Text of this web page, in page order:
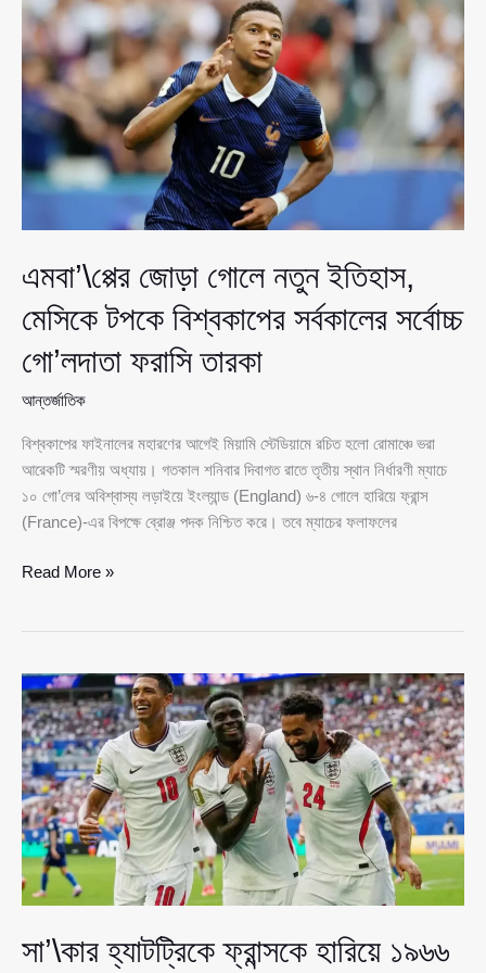
ম্যাচ
অপরাজিত
থেকে
নতুন
বিশ্বরেকর্ড
স্পেনের
এমবা’\প্পের জোড়া গোলে নতুন ইতিহাস,
মেসিকে টপকে বিশ্বকাপের সর্বকালের সর্বোচ্চ
গো’লদাতা ফরাসি তারকা
আন্তর্জাতিক
বিশ্বকাপের ফাইনালের মহারণের আগেই মিয়ামি স্টেডিয়ামে রচিত হলো রোমাঞ্চে ভরা
আরেকটি স্মরণীয় অধ্যায়। গতকাল শনিবার দিবাগত রাতে তৃতীয় স্থান নির্ধারণী ম্যাচে
১০ গো’লের অবিশ্বাস্য লড়াইয়ে ইংল্যান্ড (England) ৬-৪ গোলে হারিয়ে ফ্রান্স
(France)-এর বিপক্ষে ব্রোঞ্জ পদক নিশ্চিত করে। তবে ম্যাচের ফলাফলের
এমবা’\প্পের
ইতিহাস,
মেসিকে
টপকে
বিশ্বকাপের
সর্বকালের
সর্বোচ্চ
গো’লদাতা
ফরাসি
তারকা
Read More »
সা’\কার হ্যাটট্রিকে ফ্রান্সকে হারিয়ে ১৯৬৬